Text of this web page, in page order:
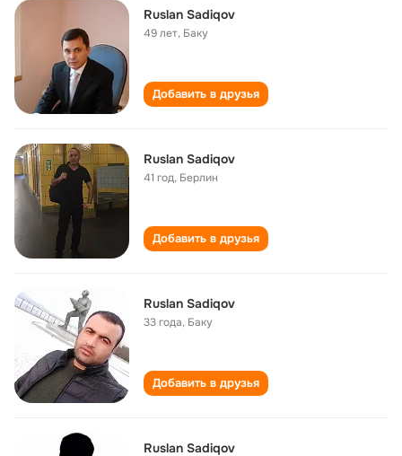
Ruslan Sadiqov
49 лет, Баку
Добавить в друзья
Ruslan Sadiqov
41 год, Берлин
Добавить в друзья
Ruslan Sadiqov
33 года, Баку
Добавить в друзья
Ruslan Sadiqov